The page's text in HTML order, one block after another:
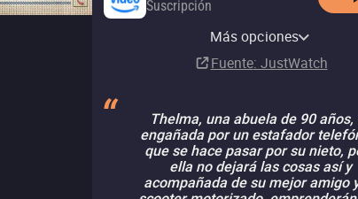
Suscripción
Amazon Prime Video with
Suscripción
Amazon Video
MX$99.00
Apple TV Store
MX$99.00
Claro video
MX$255.00
HBO Max Amazon Channel
SuscripciónMás opciones
Fuente: JustWatch
Thelma, una abuela de 90 años,
engañada por un estafador
que se hace pasar por su nieto,
ella no dejará las cosas así y
acompañada de su mejor amigo